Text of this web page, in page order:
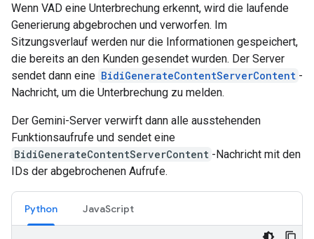
Wenn VAD eine Unterbrechung erkennt, wird die laufende
Generierung abgebrochen und verworfen. Im
Sitzungsverlauf werden nur die Informationen gespeichert,
die bereits an den Kunden gesendet wurden. Der Server
sendet dann eine BidiGenerateContentServerContent -
Nachricht, um die Unterbrechung zu melden.
Der Gemini-Server verwirft dann alle ausstehenden
Funktionsaufrufe und sendet eine
BidiGenerateContentServerContent -Nachricht mit den
IDs der abgebrochenen Aufrufe.
Python JavaScript